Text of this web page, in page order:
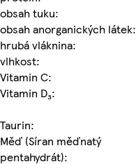
obsah tuku:
obsah anorganických látek:
hrubá vláknina:
vlhkost:
Vitamin C:
Vitamin D₃:
Taurin:
Měď (Síran měďnatý
pentahydrát):